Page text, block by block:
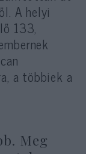
A helyi
133,
a többiek a
Meg